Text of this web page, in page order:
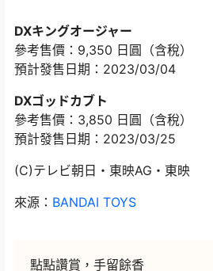
DXキングオージャー
參考售價：9,350 日圓（含稅）
預計發售日期：2023/03/04
DXゴッドカブト
參考售價：3,850 日圓（含稅）
預計發售日期：2023/03/25
(C)テレビ朝日・東映AG・東映
來源： BANDAI TOYS
點點讚賞，手留餘香